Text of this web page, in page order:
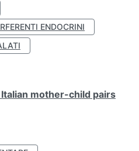
ENDOCRINI
Italian mother-child pairs